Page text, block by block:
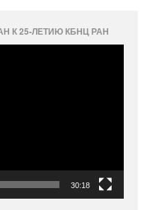
К 25-ЛЕТИЮ КБНЦ РАН
30:18